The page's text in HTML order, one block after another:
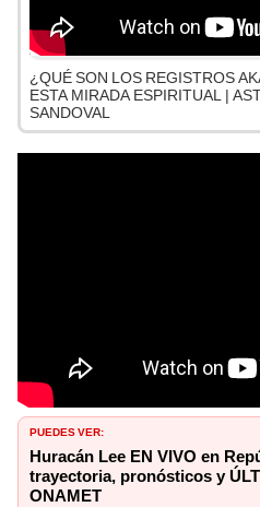
¿QUÉ SON LOS REGISTROS
ESTA MIRADA ESPIRITUAL |
SANDOVAL
PUEDES VER:
Huracán Lee EN VIVO en
trayectoria, pronósticos y
ONAMET